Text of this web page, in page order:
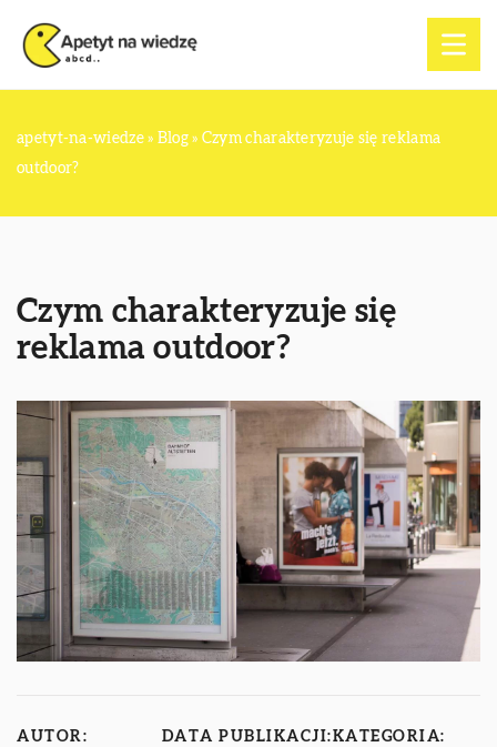
apetyt-na-wiedze» Blog» Czym charakteryzuje się reklama
outdoor?
Czym charakteryzuje się
reklama outdoor?
AUTOR: DATA PUBLIKACJI:KATEGORIA: